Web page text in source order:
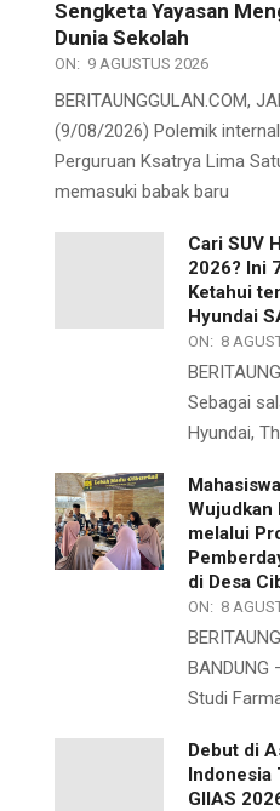
Sengketa Yayasan
Dunia Sekolah
ON: 9 AGUSTUS 2026
BERITAUNGGULAN.COM,
(9/08/2026) Polemik
Perguruan Ksatrya Lima
memasuki babak baru
Cari SUV
2026? Ini
Ketahui
Hyundai
ON: 8
Sebagai
Hyundai,
Wujudkan
melalui
di Desa
ON: 8
Studi
Debut di
Indonesia
GIIAS